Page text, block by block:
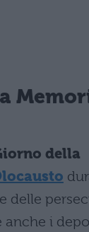
della
delle
anche i